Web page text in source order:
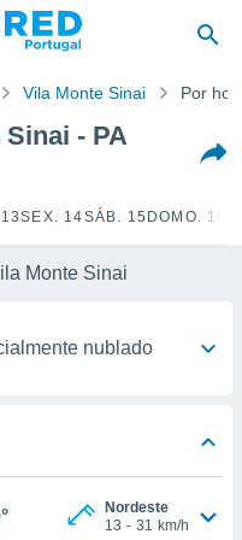
Vila Monte Sinai Por
- PA
SEX. 14SÁB. 15 DOMO. 16
Monte Sinai
nublado
Nordeste
13 - 31 km/h